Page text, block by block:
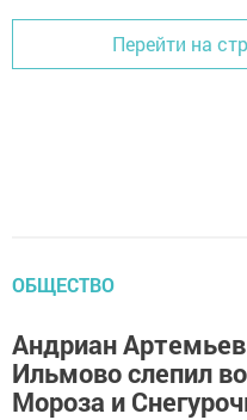
Перейти на
ОБЩЕСТВО
Андриан
Ильмово слепил
Мороза и